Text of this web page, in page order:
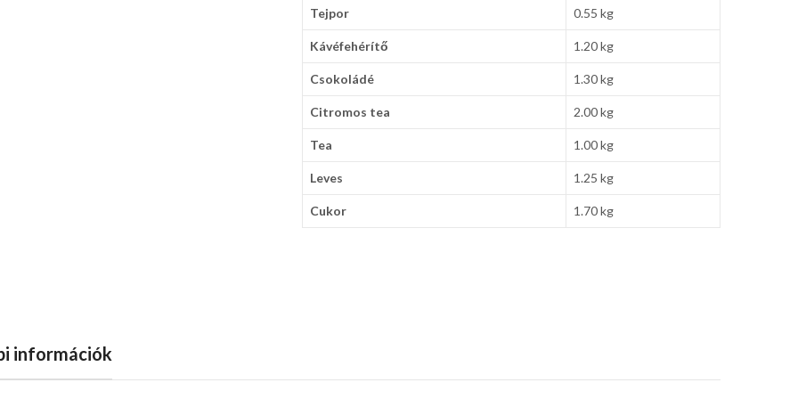
Tejpor 0.55 kg
Kávéfehérítő 1.20 kg
Csokoládé 1.30 kg
Citromos tea 2.00 kg
Tea 1.00 kg
Leves 1.25 kg
Cukor 1.70 kg
információk